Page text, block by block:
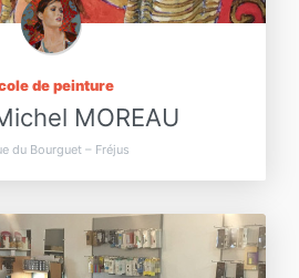
de peinture
MOREAU
du Bourguet – Fréjus